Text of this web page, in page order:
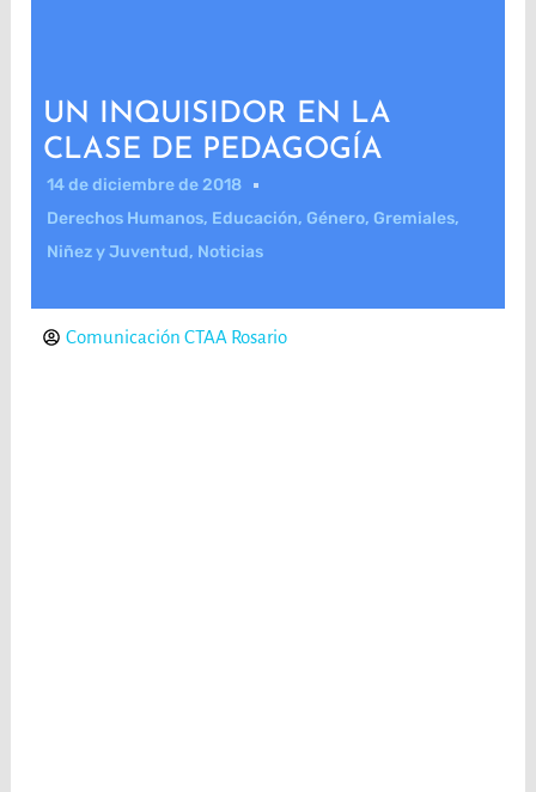
UN INQUISIDOR EN LA
CLASE DE PEDAGOGÍA
14 de diciembre de 2018
Derechos Humanos, Educación, Género, Gremiales,
Niñez y Juventud, Noticias
Comunicación CTAA Rosario